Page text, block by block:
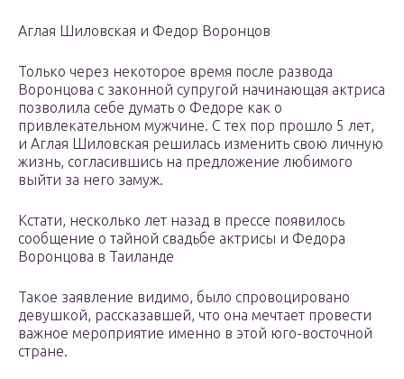
Аглая Шиловская и Федор Воронцов
Только через некоторое время после развода
Воронцова с законной супругой начинающая актриса
позволила себе думать о Федоре как о
привлекательном мужчине. С тех пор прошло 5 лет,
и Аглая Шиловская решилась изменить свою личную
жизнь, согласившись на предложение любимого
выйти за него замуж.
Кстати, несколько лет назад в прессе появилось
сообщение о тайной свадьбе актрисы и Федора
Воронцова в Таиланде
Такое заявление видимо, было спровоцировано
девушкой, рассказавшей, что она мечтает провести
важное мероприятие именно в этой юго-восточной
стране.